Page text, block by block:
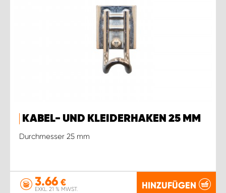
KABEL- UND KLEIDERHAKEN 25 MM
Durchmesser 25 mm
3.66 €
EXKL. 21 % MWST. HINZUFÜGEN